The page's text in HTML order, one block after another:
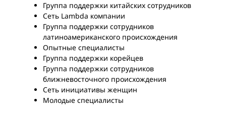
Группа поддержки китайских сотрудников
Сеть Lambda компании
Группа поддержки сотрудников
латиноамериканского происхождения
Опытные специалисты
Группа поддержки корейцев
Группа поддержки сотрудников
ближневосточного происхождения
Сеть инициативы женщин
Молодые специалисты